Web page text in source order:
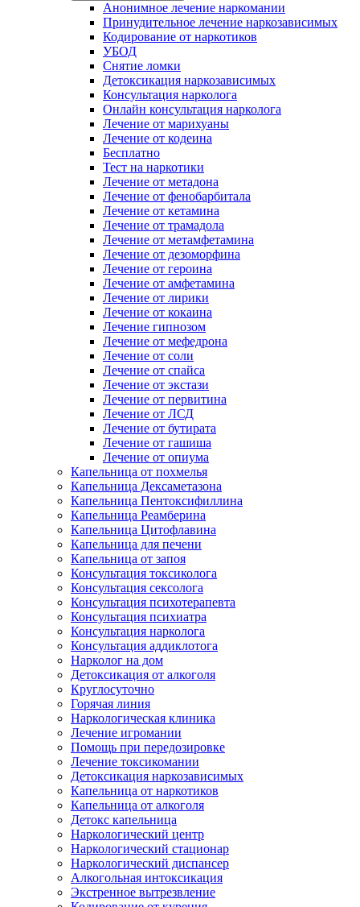
Анонимное лечение наркомании
Принудительное лечение наркозависимых
Кодирование от наркотиков
УБОД
Снятие ломки
Детоксикация наркозависимых
Консультация нарколога
Онлайн консультация нарколога
Лечение от марихуаны
Лечение от кодеина
Бесплатно
Тест на наркотики
Лечение от метадона
Лечение от фенобарбитала
Лечение от кетамина
Лечение от трамадола
Лечение от метамфетамина
Лечение от дезоморфина
Лечение от героина
Лечение от амфетамина
Лечение от лирики
Лечение от кокаина
Лечение гипнозом
Лечение от мефедрона
Лечение от соли
Лечение от спайса
Лечение от экстази
Лечение от первитина
Лечение от ЛСД
Лечение от бутирата
Лечение от гашиша
Лечение от опиума
Капельница от похмелья
Капельница Дексаметазона
Капельница Пентоксифиллина
Капельница Реамберина
Капельница Цитофлавина
Капельница для печени
Капельница от запоя
Консультация токсиколога
Консультация сексолога
Консультация психотерапевта
Консультация психиатра
Консультация нарколога
Консультация аддиклотога
Нарколог на дом
Детоксикация от алкоголя
Круглосуточно
Горячая линия
Наркологическая клиника
Лечение игромании
Помощь при передозировке
Лечение токсикомании
Детоксикация наркозависимых
Капельница от наркотиков
Капельница от алкоголя
Детокс капельница
Наркологический центр
Наркологический стационар
Наркологический диспансер
Алкогольная интоксикация
Экстренное вытрезвление